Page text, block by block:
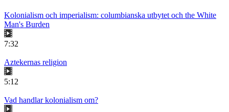
Kolonialism och imperialism: columbianska utbytet och the White
Man's Burden
7:32
Aztekernas religion
5:12
Vad handlar kolonialism om?